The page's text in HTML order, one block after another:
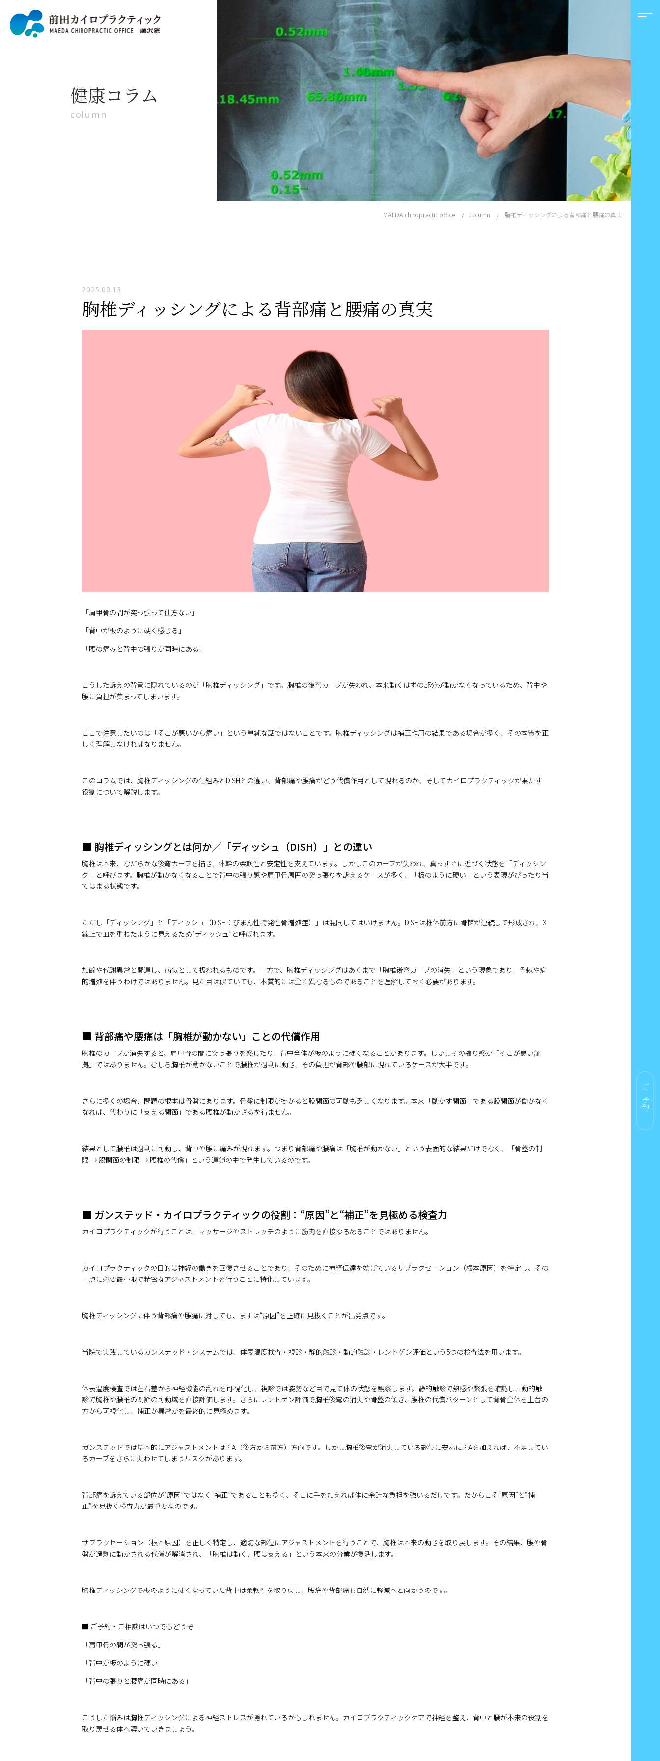
健康コラム
column
MAEDA chiropractic office column 胸椎ディッシングによる背部痛と腰痛の真実
2025.09.13
胸椎ディッシングによる背部痛と腰痛の真実
「肩甲骨の間が突っ張って仕方ない」
「背中が板のように硬く感じる」
「腰の痛みと背中の張りが同時にある」
こうした訴えの背景に隠れているのが「胸椎ディッシング」です。胸椎の後弯カーブが失われ、本来動くはずの部分が動かなくなっているため、背中や
腰に負担が集まってしまいます。
ここで注意したいのは「そこが悪いから痛い」という単純な話ではないことです。胸椎ディッシングは補正作用の結果である場合が多く、その本質を正
しく理解しなければなりません。
このコラムでは、胸椎ディッシングの仕組みとDISHとの違い、背部痛や腰痛がどう代償作用として現れるのか、そしてカイロプラクティックが果たす
役割について解説します。
■ 胸椎ディッシングとは何か／「ディッシュ（DISH）」との違い
胸椎は本来、なだらかな後弯カーブを描き、体幹の柔軟性と安定性を支えています。しかしこのカーブが失われ、真っすぐに近づく状態を「ディッシン
グ」と呼びます。胸椎が動かなくなることで背中の張り感や肩甲骨周囲の突っ張りを訴えるケースが多く、「板のように硬い」という表現がぴったり当
てはまる状態です。
ただし「ディッシング」と「ディッシュ（DISH：びまん性特発性骨増殖症）」は混同してはいけません。DISHは椎体前方に骨棘が連続して形成され、X
線上で皿を重ねたように見えるため“ディッシュ”と呼ばれます。
加齢や代謝異常と関連し、病気として扱われるものです。一方で、胸椎ディッシングはあくまで「胸椎後弯カーブの消失」という現象であり、骨棘や病
的増殖を伴うわけではありません。見た目は似ていても、本質的には全く異なるものであることを理解しておく必要があります。
■ 背部痛や腰痛は「胸椎が動かない」ことの代償作用
胸椎のカーブが消失すると、肩甲骨の間に突っ張りを感じたり、背中全体が板のように硬くなることがあります。しかしその張り感が「そこが悪い証
拠」ではありません。むしろ胸椎が動かないことで腰椎が過剰に動き、その負担が背部や腰部に現れているケースが大半です。
さらに多くの場合、問題の根本は骨盤にあります。骨盤に制限が掛かると股関節の可動も乏しくなります。本来「動かす関節」である股関節が働かなく
なれば、代わりに「支える関節」である腰椎が動かざるを得ません。
結果として腰椎は過剰に可動し、背中や腰に痛みが現れます。つまり背部痛や腰痛は「胸椎が動かない」という表面的な結果だけでなく、「骨盤の制
限 → 股関節の制限 → 腰椎の代償」という連鎖の中で発生しているのです。
■ ガンステッド・カイロプラクティックの役割：“原因”と“補正”を見極める検査力
カイロプラクティックが行うことは、マッサージやストレッチのように筋肉を直接ゆるめることではありません。
カイロプラクティックの目的は神経の働きを回復させることであり、そのために神経伝達を妨げているサブラクセーション（根本原因）を特定し、その
一点に必要最小限で精密なアジャストメントを行うことに特化しています。
胸椎ディッシングに伴う背部痛や腰痛に対しても、まずは“原因”を正確に見抜くことが出発点です。
当院で実践しているガンステッド・システムでは、体表温度検査・視診・静的触診・動的触診・レントゲン評価という5つの検査法を用います。
体表温度検査では左右差から神経機能の乱れを可視化し、視診では姿勢など目で見て体の状態を観察します。静的触診で熱感や緊張を確認し、動的触
診で胸椎や腰椎の関節の可動域を直接評価します。さらにレントゲン評価で胸椎後弯の消失や骨盤の傾き、腰椎の代償パターンとして背骨全体を土台の
方から可視化し、補正か異常かを最終的に見極めます。
ガンステッドでは基本的にアジャストメントはP-A（後方から前方）方向です。しかし胸椎後弯が消失している部位に安易にP-Aを加えれば、不足してい
るカーブをさらに失わせてしまうリスクがあります。
背部痛を訴えている部位が“原因”ではなく“補正”であることも多く、そこに手を加えれば体に余計な負担を強いるだけです。だからこそ“原因”と“補
正”を見抜く検査力が最重要なのです。
サブラクセーション（根本原因）を正しく特定し、適切な部位にアジャストメントを行うことで、胸椎は本来の動きを取り戻します。その結果、腰や骨
盤が過剰に動かされる代償が解消され、「胸椎は動く、腰は支える」という本来の分業が復活します。
胸椎ディッシングで板のように硬くなっていた背中は柔軟性を取り戻し、腰痛や背部痛も自然に軽減へと向かうのです。
■ ご予約・ご相談はいつでもどうぞ
「肩甲骨の間が突っ張る」
「背中が板のように硬い」
「背中の張りと腰痛が同時にある」
こうした悩みは胸椎ディッシングによる神経ストレスが隠れているかもしれません。カイロプラクティックケアで神経を整え、背中と腰が本来の役割を
取り戻せる体へ導いていきましょう。
ご予約